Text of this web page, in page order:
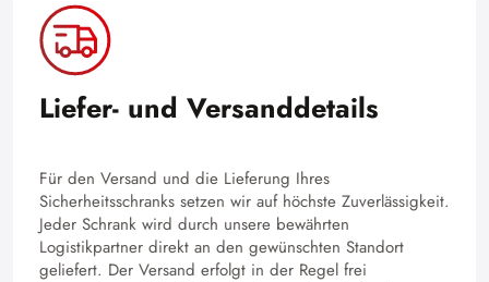
Liefer- und Versanddetails
Für den Versand und die Lieferung Ihres
Sicherheitsschranks setzen wir auf höchste Zuverlässigkeit.
Jeder Schrank wird durch unsere bewährten
Logistikpartner direkt an den gewünschten Standort
geliefert. Der Versand erfolgt in der Regel frei